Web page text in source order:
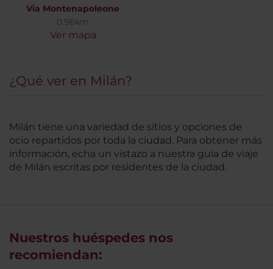
Via Montenapoleone
0.96km
Ver mapa
¿Qué ver en Milán?
Milán tiene una variedad de sitios y opciones de
ocio repartidos por toda la ciudad. Para obtener más
información, echa un vistazo a nuestra guía de viaje
de Milán escritas por residentes de la ciudad.
Nuestros huéspedes nos
recomiendan: